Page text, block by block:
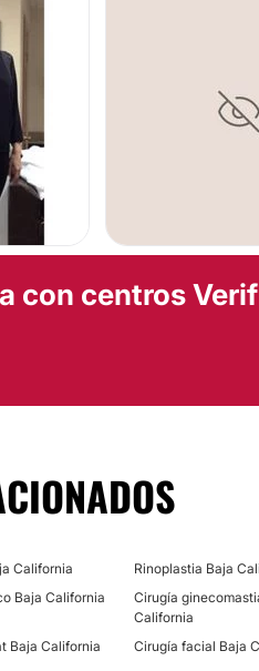
procedimientos más
experiencia de más de dos
. Junto a ellos, una selecta plantilla
del centro médico. Se trata
con ofrecer a los
quienes se ocupan de realizar
al detalle las necesidades de
de tratamiento que mejor
estado de
BYPASS GÁSTRICO
con centros
California Rinoplastia Baja
Baja California
Cirugía
California
Baja California Cirugía facial Baja